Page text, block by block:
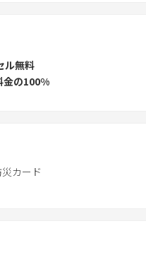
ル無料
金の100%
災カード